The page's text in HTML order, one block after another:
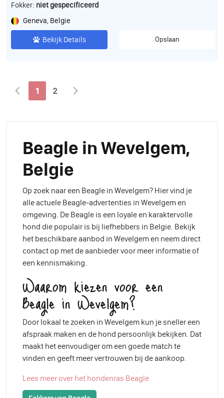
Fokker: niet gespecificeerd
Geneva, Belgie
Bekijk Details Opslaan
1 2
Beagle in Wevelgem,
Belgie
Op zoek naar een Beagle in Wevelgem? Hier vind je
alle actuele Beagle-advertenties in Wevelgem en
omgeving. De Beagle is een loyale en karaktervolle
hond die populair is bij liefhebbers in Belgie. Bekijk
het beschikbare aanbod in Wevelgem en neem direct
contact op met de aanbieder voor meer informatie of
een kennismaking.
Waarom kiezen voor een
Beagle in Wevelgem?
Door lokaal te zoeken in Wevelgem kun je sneller een
afspraak maken en de hond persoonlijk bekijken. Dat
maakt het eenvoudiger om een goede match te
vinden en geeft meer vertrouwen bij de aankoop.
Lees meer over het hondenras Beagle